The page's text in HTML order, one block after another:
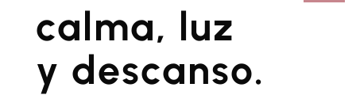
calma, luz
y descanso.